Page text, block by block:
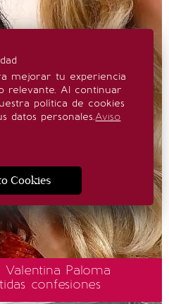
Paloma
confesiones
mejorar tu experiencia
relevante. Al continuar
política de cookies
datos personales.Aviso
Cookies